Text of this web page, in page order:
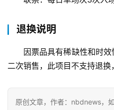
汉
事
游
退换说明
因票品具有稀缺性和时
二次销售，此项目不支持退换
原创文章，作者：nbdnews，